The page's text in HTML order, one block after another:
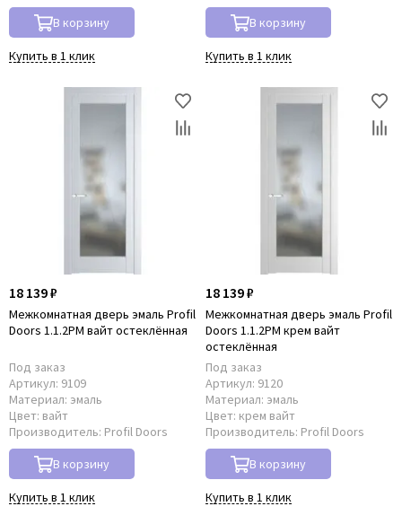
В корзину
Купить в 1 клик
В корзину
Купить в 1 клик
18 139 ₽
Межкомнатная дверь эмаль Profil
Doors 1.1.2PM вайт остеклённая
Под заказ
Артикул: 9109
Материал: эмаль
Цвет: вайт
Производитель: Profil Doors
В корзину
Купить в 1 клик
18 139 ₽
Межкомнатная дверь эмаль Profil
Doors 1.1.2PM крем вайт
остеклённая
Под заказ
Артикул: 9120
Материал: эмаль
Цвет: крем вайт
Производитель: Profil Doors
В корзину
Купить в 1 клик